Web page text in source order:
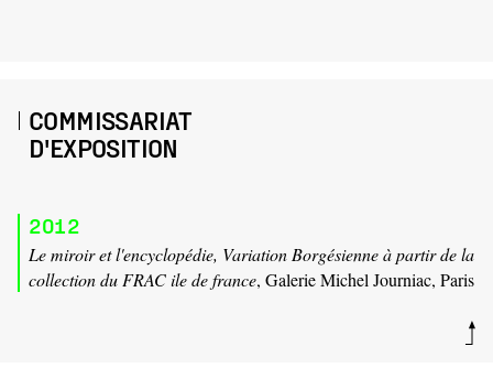
COMMISSARIAT
D'EXPOSITION
2012
Le miroir et l'encyclopédie, Variation Borgésienne à partir de la
collection du FRAC ile de france, Galerie Michel Journiac, Paris